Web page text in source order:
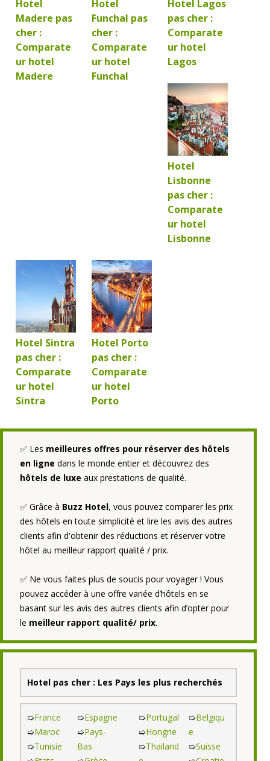
Hotel
Madere pas
cher :
Comparate
ur hotel
Madere
Hotel
Funchal pas
cher :
Comparate
ur hotel
Funchal
Hotel Lagos
pas cher :
Comparate
ur hotel
Lagos
Hotel
Lisbonne
pas cher :
Comparate
ur hotel
Lisbonne
Hotel Sintra
pas cher :
Comparate
ur hotel
Sintra
Hotel Porto
pas cher :
Comparate
ur hotel
Porto
✅ Les meilleures offres pour réserver des hôtels
en ligne dans le monde entier et découvrez des
hôtels de luxe aux prestations de qualité.
✅ Grâce à Buzz Hotel, vous pouvez comparer les prix
des hôtels en toute simplicité et lire les avis des autres
clients afin d'obtenir des réductions et réserver votre
hôtel au meilleur rapport qualité / prix.
✅ Ne vous faites plus de soucis pour voyager ! Vous
pouvez accéder à une offre variée d’hôtels en se
basant sur les avis des autres clients afin d’opter pour
le meilleur rapport qualité/ prix.
Hotel pas cher : Les Pays les plus recherchés
➯France
➯Maroc
➯Tunisie
➯Espagne
➯Pays-
Bas
➯Portugal
➯Hongrie
➯Thailand
➯Belgiqu
e
➯Suisse